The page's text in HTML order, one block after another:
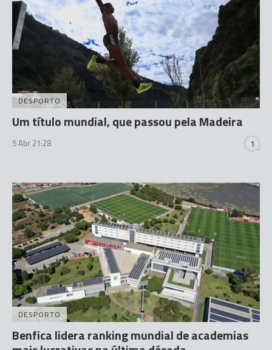
DESPORTO
Um título mundial, que passou pela Madeira
5 Abr 21:28 1
DESPORTO
Benfica lidera ranking mundial de academias